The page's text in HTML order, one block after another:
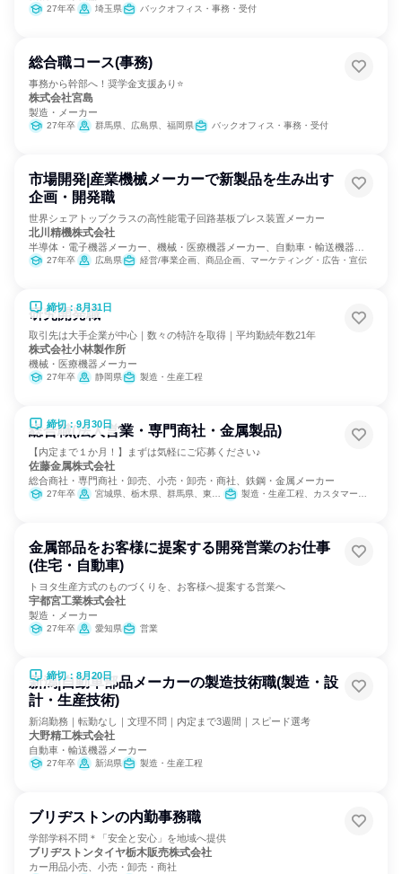
27年卒 埼玉県 バックオフィス・事務・受付
総合職コース(事務)
事務から幹部へ！奨学金支援あり⭐
株式会社宮島
製造・メーカー
27年卒 群馬県、広島県、福岡県 バックオフィス・事務・受付
市場開発|産業機械メーカーで新製品を生み出す
企画・開発職
世界シェアトップクラスの高性能電子回路基板プレス装置メーカー
北川精機株式会社
半導体・電子機器メーカー、機械・医療機器メーカー、自動車・輸送機器メ
ーカー27年卒 広島県 経営/事業企画、商品企画、マーケティング・広告・宣伝
締切：8月31日
研究開発職
取引先は大手企業が中心｜数々の特許を取得｜平均勤続年数21年
株式会社小林製作所
機械・医療機器メーカー
27年卒 静岡県 製造・生産工程
締切：9月30日
総合職(法人営業・専門商社・金属製品)
【内定まで１か月！】まずは気軽にご応募ください♪
佐藤金属株式会社
総合商社・専門商社・卸売、小売・卸売・商社、鉄鋼・金属メーカー
27年卒 宮城県、栃木県、群馬県、東京都、神奈川県、静岡県、愛知県、大阪府、福岡県 製造・生産工程、カスタマーサクセス、IT、営業、バックオフィス・事務・受付、経理/税務/財務、人事、総務
金属部品をお客様に提案する開発営業のお仕事
(住宅・自動車)
トヨタ生産方式のものづくりを、お客様へ提案する営業へ
宇都宮工業株式会社
製造・メーカー
27年卒 愛知県 営業
締切：8月20日
新潟|自動車部品メーカーの製造技術職(製造・設
計・生産技術)
新潟勤務｜転勤なし｜文理不問｜内定まで3週間｜スピード選考
大野精工株式会社
自動車・輸送機器メーカー
27年卒 新潟県 製造・生産工程
ブリヂストンの内勤事務職
学部学科不問＊「安全と安心」を地域へ提供
ブリヂストンタイヤ栃木販売株式会社
カー用品小売、小売・卸売・商社